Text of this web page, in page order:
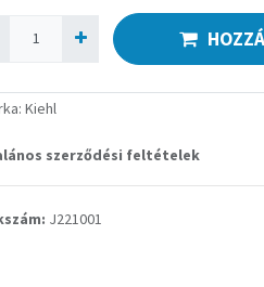
: Kiehl
szerződési feltételek
J221001